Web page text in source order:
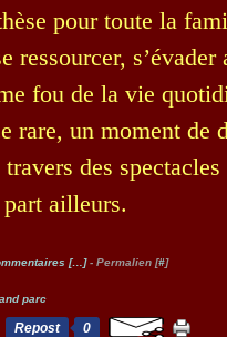
pour toute la
ressourcer, s’évader
fou de la vie
rare, un moment de
des spectacles
ailleurs.
[… ]- Permalien [#]
parc
Repost 0